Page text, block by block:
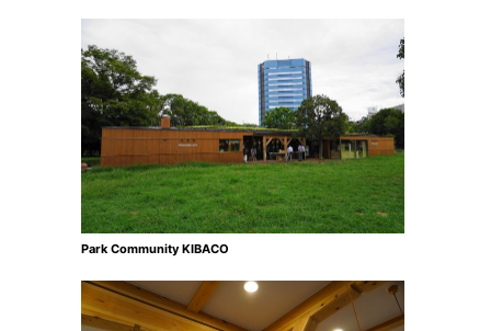
Park Community KIBACO